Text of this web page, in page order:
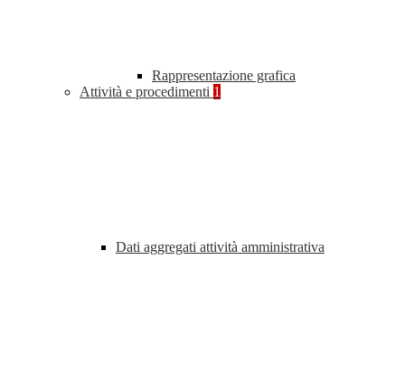
Rappresentazione grafica
Attività e procedimenti 1
Dati aggregati attività amministrativa